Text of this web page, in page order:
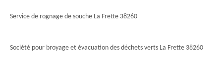
Service de rognage de souche La Frette 38260
Société pour broyage et évacuation des déchets verts La Frette 38260